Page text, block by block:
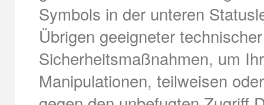
Symbols in der unteren
Übrigen geeigneter
Sicherheitsmaßnahmen, um
Manipulationen, teilweisen